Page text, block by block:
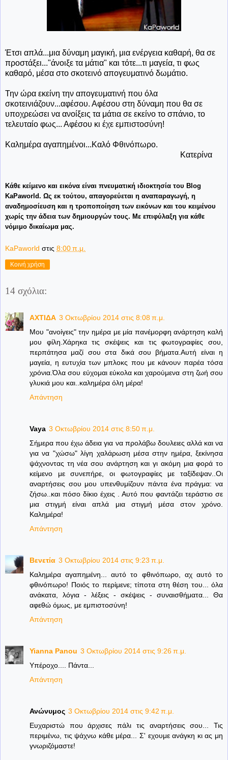
Έτσι απλά...μια δύναμη μαγική, μια ενέργεια καθαρή, θα σε
προστάξει..."άνοιξε τα μάτια" και τότε...τι μαγεία, τι φως
καθαρό, μέσα στο σκοτεινό απογευματινό δωμάτιο.
Την ώρα εκείνη την απογευματινή που όλα
σκοτεινιάζουν...αφέσου. Αφέσου στη δύναμη που θα σε
υποχρεώσει να ανοίξεις τα μάτια σε εκείνο το σπάνιο, το
τελευταίο φως... Αφέσου κι έχε εμπιστοσύνη!
Καλημέρα αγαπημένοι...Καλό Φθινόπωρο.
Κατερίνα
Κάθε κείμενο και εικόνα είναι πνευματική ιδιοκτησία του Blog
KaPaworld. Ως εκ τούτου, απαγορεύεται η αναπαραγωγή, η
αναδημοσίευση και η τροποποίηση των εικόνων και του κειμένου
χωρίς την άδεια των δημιουργών τους. Με επιφύλαξη για κάθε
νόμιμο δικαίωμα μας.
KaPaworld στις 8:00 π.μ.
Κοινή χρήση
14 σχόλια:
ΑΧΤΙΔΑ 3 Οκτωβρίου 2014 στις 8:08 π.μ.
Μου "ανοίγεις" την ημέρα με μία πανέμορφη ανάρτηση καλή
μου φίλη.Χάρηκα τις σκέψεις και τις φωτογραφίες σου,
περπάτησα μαζί σου στα δικά σου βήματα.Αυτή είναι η
μαγεία, η ευτυχία των μπλοκς που με κάνουν παρέα τόσα
χρόνια.Όλα σου εύχομαι εύκολα και χαρούμενα στη ζωή σου
γλυκιά μου και..καλημέρα όλη μέρα!
Απάντηση
Vaya 3 Οκτωβρίου 2014 στις 8:50 π.μ.
Σήμερα που έχω άδεια για να προλάβω δουλειες αλλά και να
για να "χώσω" λίγη χαλάρωση μέσα στην ημέρα, ξεκίνησα
ψάχνοντας τη νέα σου ανάρτηση και γι ακόμη μια φορά το
κείμενο με συνεπήρε, οι φωτογραφίες με ταξίδεψαν..Οι
αναρτήσεις σου μου υπενθυμίζουν πάντα ένα πράγμα: να
ζήσω..και πόσο δίκιο έχεις . Αυτό που φαντάζει τεράστιο σε
μια στιγμή είναι απλά μια στιγμή μέσα στον χρόνο.
Καλημέρα!
Απάντηση
Βενετία 3 Οκτωβρίου 2014 στις 9:23 π.μ.
Καλημέρα αγαπημένη... αυτό το φθινόπωρο, αχ αυτό το
φθινόπωρο! Ποιός το περίμενε; τίποτα στη θέση του... όλα
ανάκατα, λόγια - λέξεις - σκέψεις - συναισθήματα... Θα
αφεθώ όμως, με εμπιστοσύνη!
Απάντηση
Yianna Panou 3 Οκτωβρίου 2014 στις 9:26 π.μ.
Υπέροχο.... Πάντα...
Απάντηση
Ανώνυμος 3 Οκτωβρίου 2014 στις 9:42 π.μ.
Ευχαριστώ που άρχισες πάλι τις αναρτήσεις σου... Τις
περιμένω, τις ψάχνω κάθε μέρα... Σ' εχουμε ανάγκη κι ας μη
γνωριζόμαστε!